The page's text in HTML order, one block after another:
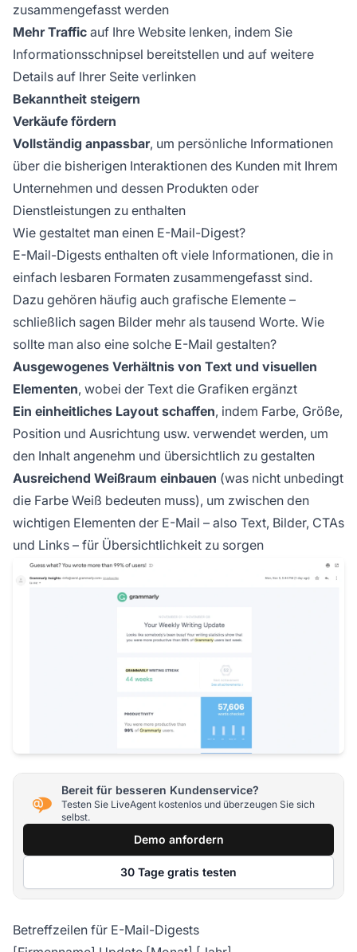
zusammengefasst werden
Mehr Traffic auf Ihre Website lenken, indem Sie
Informationsschnipsel bereitstellen und auf weitere
Details auf Ihrer Seite verlinken
Bekanntheit steigern
Verkäufe fördern
Vollständig anpassbar, um persönliche Informationen
über die bisherigen Interaktionen des Kunden mit Ihrem
Unternehmen und dessen Produkten oder
Dienstleistungen zu enthalten
Wie gestaltet man einen E-Mail-Digest?
E-Mail-Digests enthalten oft viele Informationen, die in
einfach lesbaren Formaten zusammengefasst sind.
Dazu gehören häufig auch grafische Elemente –
schließlich sagen Bilder mehr als tausend Worte. Wie
sollte man also eine solche E-Mail gestalten?
Ausgewogenes Verhältnis von Text und visuellen
Elementen, wobei der Text die Grafiken ergänzt
Ein einheitliches Layout schaffen, indem Farbe, Größe,
Position und Ausrichtung usw. verwendet werden, um
den Inhalt angenehm und übersichtlich zu gestalten
Ausreichend Weißraum einbauen (was nicht unbedingt
die Farbe Weiß bedeuten muss), um zwischen den
wichtigen Elementen der E-Mail – also Text, Bilder, CTAs
und Links – für Übersichtlichkeit zu sorgen
Bereit für besseren Kundenservice?
Testen Sie LiveAgent kostenlos und überzeugen Sie sich
selbst.
Demo anfordern
30 Tage gratis testen
Betreffzeilen für E-Mail-Digests